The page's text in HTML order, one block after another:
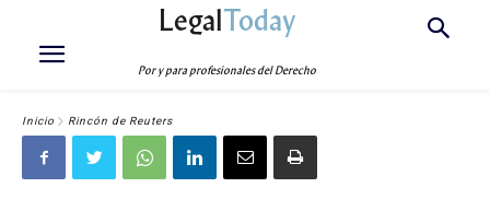
LegalToday
Por y para profesionales del Derecho
Inicio Rincón de Reuters